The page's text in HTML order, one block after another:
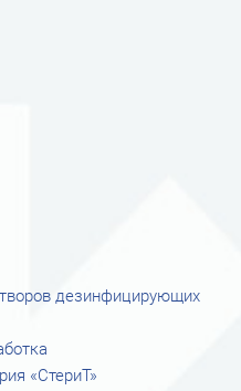
дезинфицирующих
«СтериТ»